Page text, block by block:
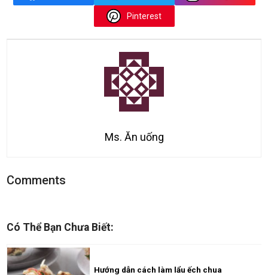
Pinterest
Ms. Ăn uống
Comments
Có Thể Bạn Chưa Biết:
Hướng dẫn cách làm lẩu ếch chua